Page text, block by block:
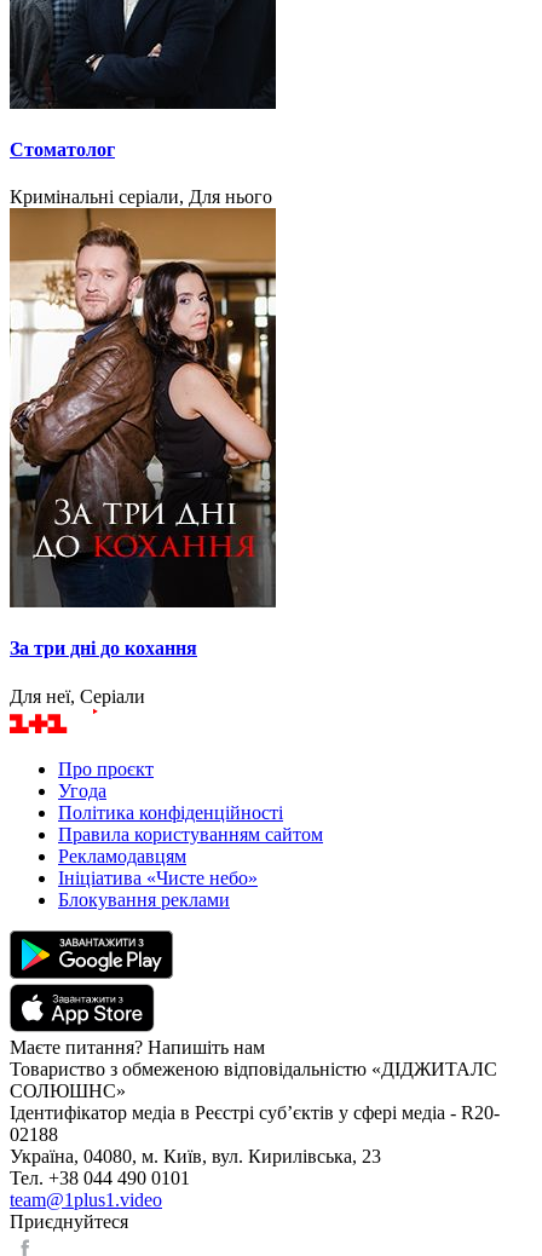
Стоматолог
Кримінальні серіали, Для нього
За три дні до кохання
Для неї, Серіали
Про проєкт
Угода
Політика конфіденційності
Правила користуванням сайтом
Рекламодавцям
Ініціатива «Чисте небо»
Блокування реклами
Маєте питання? Напишіть нам
Товариство з обмеженою відповідальністю «ДІДЖИТАЛС
СОЛЮШНС»
Ідентифікатор медіа в Реєстрі суб’єктів у сфері медіа - R20-
02188
Україна, 04080, м. Київ, вул. Кирилівська, 23
Тел. +38 044 490 0101
team@1plus1.video
Приєднуйтеся